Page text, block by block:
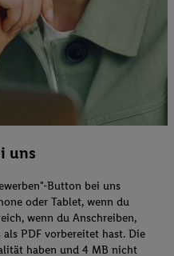
uns
Button bei uns
oder Tablet, wenn du
wenn du Anschreiben,
PDF vorbereitet hast. Die
haben und 4 MB nicht